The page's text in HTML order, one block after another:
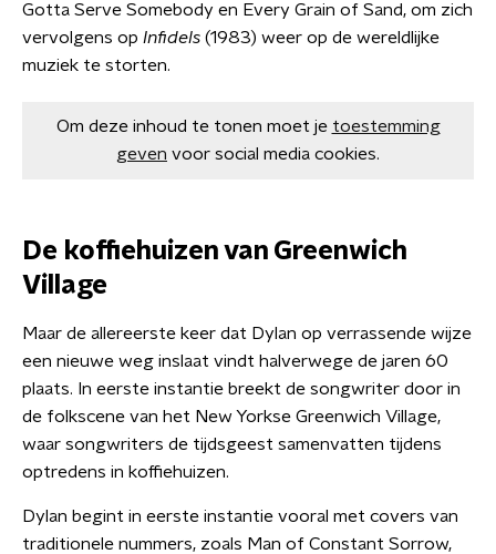
Gotta Serve Somebody en Every Grain of Sand, om zich
vervolgens op Infidels (1983) weer op de wereldlijke
muziek te storten.
Om deze inhoud te tonen moet je toestemming
geven voor social media cookies.
De koffiehuizen van Greenwich
Village
Maar de allereerste keer dat Dylan op verrassende wijze
een nieuwe weg inslaat vindt halverwege de jaren 60
plaats. In eerste instantie breekt de songwriter door in
de folkscene van het New Yorkse Greenwich Village,
waar songwriters de tijdsgeest samenvatten tijdens
optredens in koffiehuizen.
Dylan begint in eerste instantie vooral met covers van
traditionele nummers, zoals Man of Constant Sorrow,